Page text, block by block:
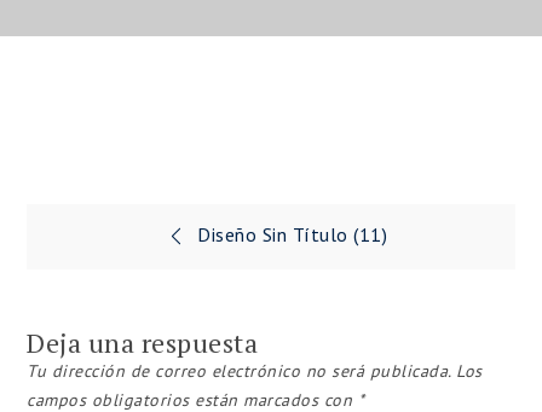
Navegación
entradas
Diseño Sin Título (11)
Deja una respuesta
Tu dirección de correo electrónico no será publicada. Los
campos obligatorios están marcados con *